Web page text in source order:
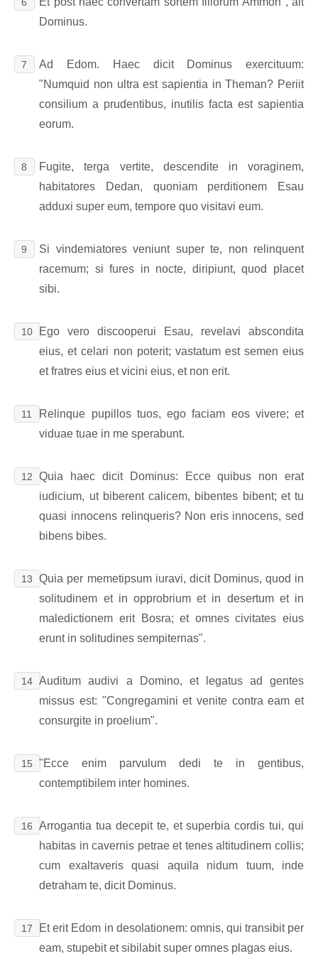
Dominus.
7
Ad Edom. Haec dicit Dominus exercituum:
"Numquid non ultra est sapientia in Theman? Periit
consilium a prudentibus, inutilis facta est sapientia
eorum.
8
Fugite, terga vertite, descendite in voraginem,
habitatores Dedan, quoniam perditionem Esau
adduxi super eum, tempore quo visitavi eum.
9
Si vindemiatores veniunt super te, non relinquent
racemum; si fures in nocte, diripiunt, quod placet
sibi.
10
Ego vero discooperui Esau, revelavi abscondita
eius, et celari non poterit; vastatum est semen eius
et fratres eius et vicini eius, et non erit.
11
Relinque pupillos tuos, ego faciam eos vivere; et
viduae tuae in me sperabunt.
12
Quia haec dicit Dominus: Ecce quibus non erat
iudicium, ut biberent calicem, bibentes bibent; et tu
quasi innocens relinqueris? Non eris innocens, sed
bibens bibes.
13
Quia per memetipsum iuravi, dicit Dominus, quod in
solitudinem et in opprobrium et in desertum et in
maledictionem erit Bosra; et omnes civitates eius
erunt in solitudines sempiternas".
14 Auditum audivi a Domino, et legatus ad gentes
missus est: "Congregamini et venite contra eam et
consurgite in proelium".
15
"Ecce enim parvulum dedi te in gentibus,
contemptibilem inter homines.
16
Arrogantia tua decepit te, et superbia cordis tui, qui
habitas in cavernis petrae et tenes altitudinem collis;
cum exaltaveris quasi aquila nidum tuum, inde
detraham te, dicit Dominus.
17
Et erit Edom in desolationem: omnis, qui transibit per
eam, stupebit et sibilabit super omnes plagas eius.